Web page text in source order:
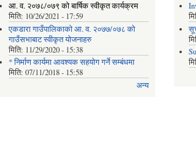
आ. व. २०७८/०७९ को बार्षिक स्वीकृत कार्यक्रम
मिति: 10/26/2021 - 17:59
एकडारा गाउँपालिकाको आ. व. २०७७/०७८ को
गाउँसभाबाट स्वीकृत योजनाहरु
मिति: 11/29/2020 - 15:38
* निर्माण कार्यमा आवश्यक सहयोग गर्ने सम्बंधमा
मिति:07/11/2018 - 15:58
अन्य